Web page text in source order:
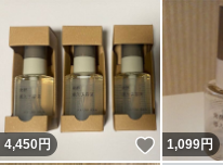
4,450円 いいね！
1,099円